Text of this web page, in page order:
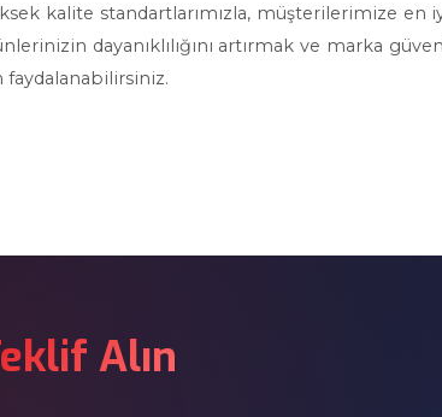
kalite standartlarımızla, müşterilerimize en
dayanıklılığını artırmak ve marka
Alın